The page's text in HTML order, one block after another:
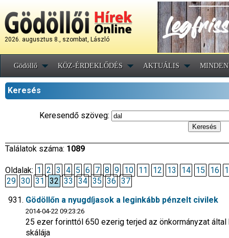
2026. augusztus 8., szombat, László
Gödöllő KÖZ-ÉRDEKLŐDÉS AKTUÁLIS
Keresés
Keresendő szöveg:
Találatok száma: 1089
Oldalak: 1 2 3 4 5 6 7 8 9 10 11 12 13 14 15 16
29 30 31 32 33 34 35 36 37
Gödöllőn a nyugdíjasok a leginkább pénzelt civilek
2014-04-22 09:23:26
25 ezer forinttól 650 ezerig terjed az önkormányzat
skálája